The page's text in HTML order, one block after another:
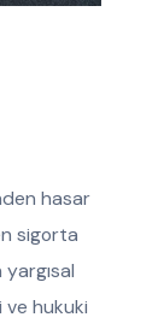
hasar
sigorta
hukuki